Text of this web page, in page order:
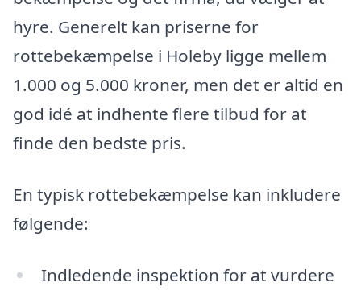
hyre. Generelt kan priserne for
rottebekæmpelse i Holeby ligge mellem
1.000 og 5.000 kroner, men det er altid en
god idé at indhente flere tilbud for at
finde den bedste pris.
En typisk rottebekæmpelse kan inkludere
følgende:
Indledende inspektion for at vurdere